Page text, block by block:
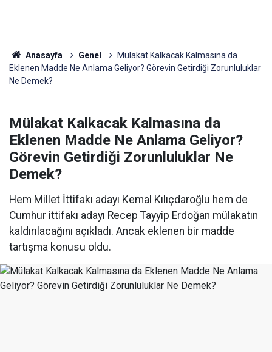
Anasayfa Genel
Mülakat Kalkacak Kalmasına da
Eklenen Madde Ne Anlama Geliyor? Görevin Getirdiği Zorunluluklar
Ne Demek?
Mülakat Kalkacak Kalmasına da
Eklenen Madde Ne Anlama Geliyor?
Görevin Getirdiği Zorunluluklar Ne
Demek?
Hem Millet İttifakı adayı Kemal Kılıçdaroğlu hem de
Cumhur ittifakı adayı Recep Tayyip Erdoğan mülakatın
kaldırılacağını açıkladı. Ancak eklenen bir madde
tartışma konusu oldu.